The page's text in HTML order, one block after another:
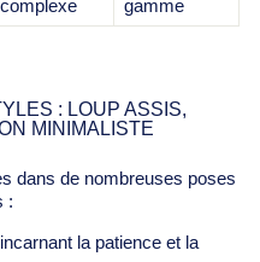
complexe
gamme
: LOUP ASSIS,
MINIMALISTE
dans de nombreuses poses
:
la patience et la